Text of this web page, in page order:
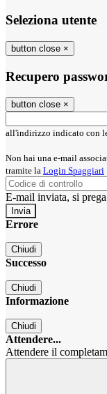
Seleziona utente
button close ×
Recupero
button close ×
all'indirizzo indicato con
Non hai una e-mail
tramite la Login Spaggiari
E-mail inviata, si
Errore
Chiudi
Successo
Chiudi
Informazione
Chiudi
Attendere...
Attendere il